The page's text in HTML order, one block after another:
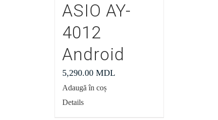
ASIO AY-
4012
Android
5,290.00 MDL
Adaugă în coș
Details